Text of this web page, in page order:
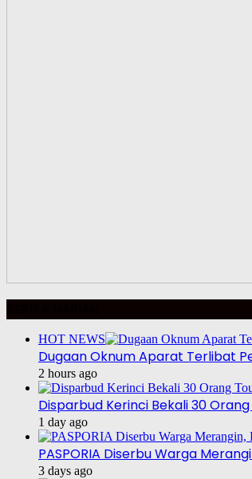
HOT NEWS
Dugaan Oknum Aparat Terlibat
2 hours ago
Disparbud Kerinci Bekali 30
1 day ago
PASPORIA Diserbu Warga
3 days ago